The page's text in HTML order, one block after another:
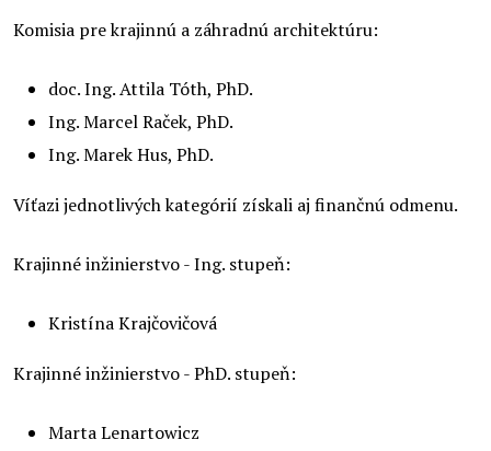
Komisia pre krajinnú a záhradnú architektúru:
doc. Ing. Attila Tóth, PhD.
Ing. Marcel Raček, PhD.
Ing. Marek Hus, PhD.
Víťazi jednotlivých kategórií získali aj finančnú odmenu.
Krajinné inžinierstvo - Ing. stupeň:
Kristína Krajčovičová
Krajinné inžinierstvo - PhD. stupeň:
Marta Lenartowicz